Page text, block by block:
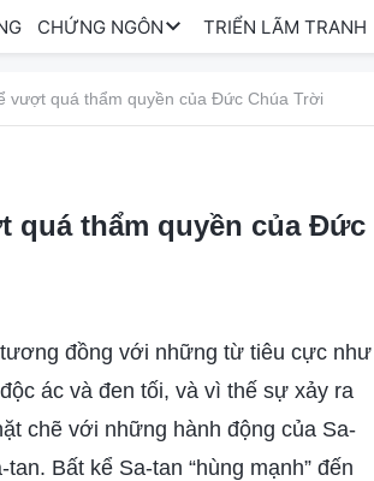
CHỨNG NGÔN TRIỂN LÃM TRANH
vượt quá thẩm quyền của Đức Chúa Trời
quá thẩm quyền của Đức
đồng với những từ tiêu cực như
ác và đen tối, và vì thế sự xảy ra
chẽ với những hành động của Sa-
Bất kể Sa-tan “hùng mạnh” đến